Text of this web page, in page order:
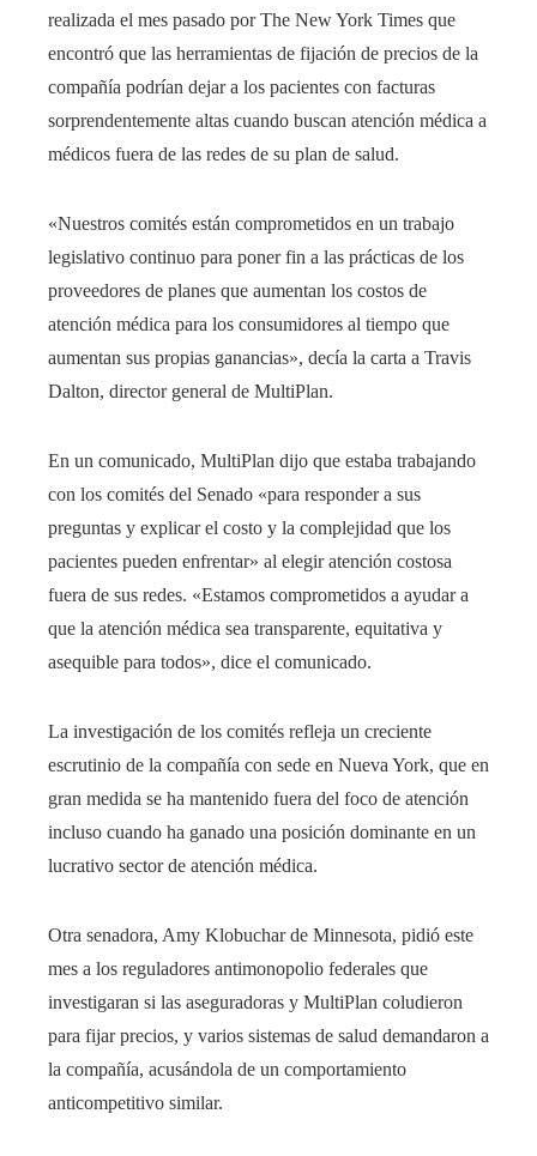
realizada el mes pasado por The New York Times que
encontró que las herramientas de fijación de precios de la
compañía podrían dejar a los pacientes con facturas
sorprendentemente altas cuando buscan atención médica a
médicos fuera de las redes de su plan de salud.
«Nuestros comités están comprometidos en un trabajo
legislativo continuo para poner fin a las prácticas de los
proveedores de planes que aumentan los costos de
atención médica para los consumidores al tiempo que
aumentan sus propias ganancias», decía la carta a Travis
Dalton, director general de MultiPlan.
En un comunicado, MultiPlan dijo que estaba trabajando
con los comités del Senado «para responder a sus
preguntas y explicar el costo y la complejidad que los
pacientes pueden enfrentar» al elegir atención costosa
fuera de sus redes. «Estamos comprometidos a ayudar a
que la atención médica sea transparente, equitativa y
asequible para todos», dice el comunicado.
La investigación de los comités refleja un creciente
escrutinio de la compañía con sede en Nueva York, que en
gran medida se ha mantenido fuera del foco de atención
incluso cuando ha ganado una posición dominante en un
lucrativo sector de atención médica.
Otra senadora, Amy Klobuchar de Minnesota, pidió este
mes a los reguladores antimonopolio federales que
investigaran si las aseguradoras y MultiPlan coludieron
para fijar precios, y varios sistemas de salud demandaron a
la compañía, acusándola de un comportamiento
anticompetitivo similar.